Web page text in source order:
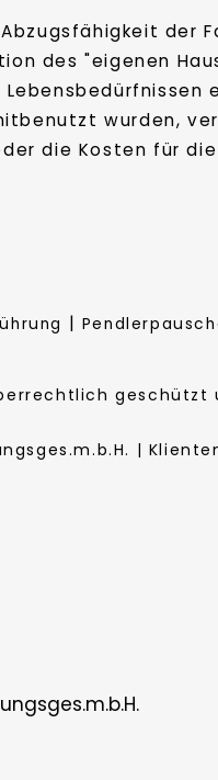
der
des "eigenen
wurden,
die Kosten für
|
geschützt
|